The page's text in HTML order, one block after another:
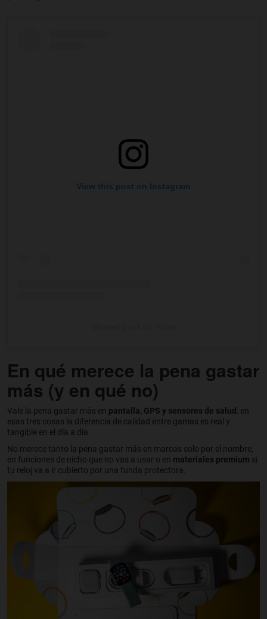
View this post on Instagram
embed
code
En qué merece la pena gastar
más (y en qué no)
Vale la pena gastar más en pantalla, GPS y sensores de salud : en
esas tres cosas la diferencia de calidad entre gamas es real y
tangible en el día a día.
No merece tanto la pena gastar más en marcas solo por el nombre,
en funciones de nicho que no vas a usar o en materiales premium si
tu reloj va a ir cubierto por una funda protectora.